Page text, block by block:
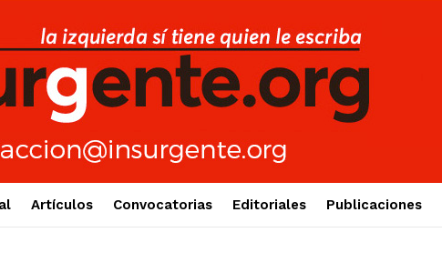
Artículos Convocatorias Editoriales Publicaciones